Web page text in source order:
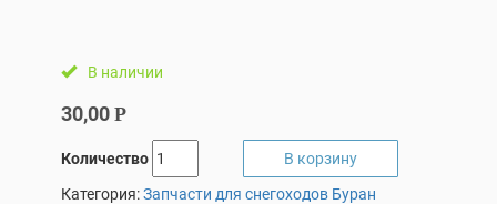
В наличии
30,00 Р
Количество
В корзину
Категория:Запчасти для снегоходов Буран